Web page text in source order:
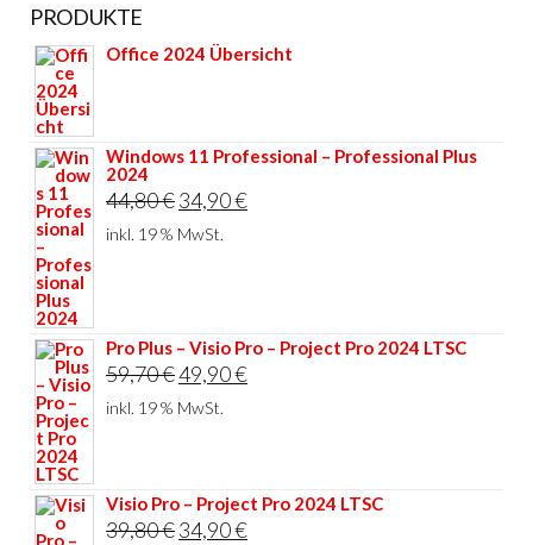
PRODUKTE
Office 2024 Übersicht
Windows 11 Professional – Professional Plus
2024
44,80€Ursprünglicher
Preis
34,90€Aktueller
inkl. 19 % MwSt.
Pro Plus – Visio Pro – Project Pro 2024 LTSC
59,70€Ursprünglicher
Preis
49,90€Aktueller
inkl. 19 % MwSt.
Visio Pro – Project Pro 2024 LTSC
39,80€Ursprünglicher
34,90€Aktueller